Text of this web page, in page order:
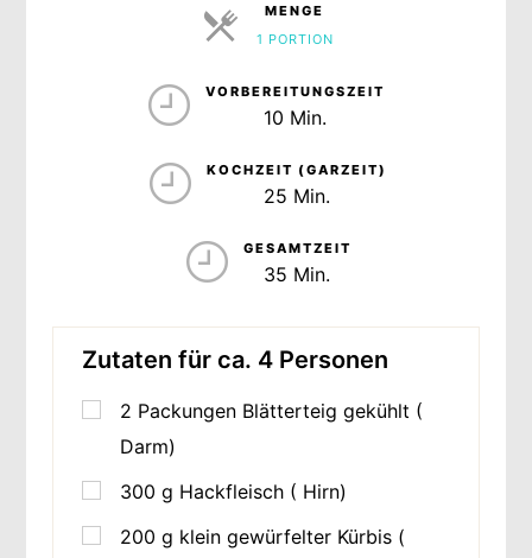
MENGE
1 PORTION
VORBEREITUNGSZEIT
10 Min.
KOCHZEIT (GARZEIT)
25 Min.
GESAMTZEIT
35 Min.
Zutaten für ca. 4 Personen
2 Packungen Blätterteig gekühlt (
Darm)
300 g Hackfleisch ( Hirn)
200 g klein gewürfelter Kürbis (